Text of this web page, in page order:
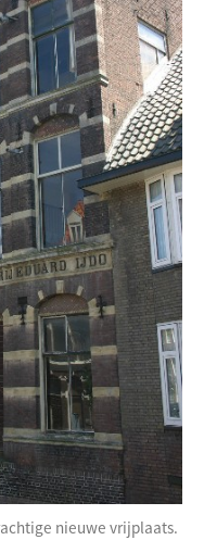
nieuwe vrijplaats.